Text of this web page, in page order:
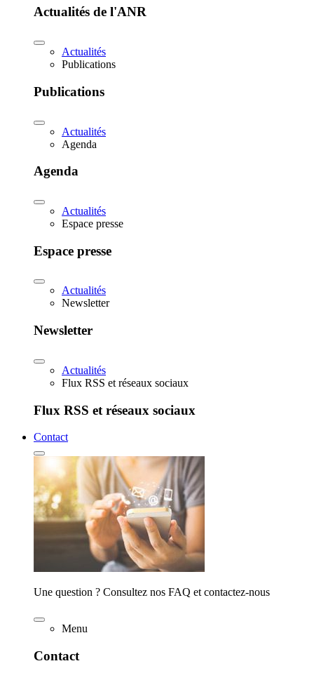
Actualités de l'ANR
Actualités
Publications
Publications
Actualités
Agenda
Agenda
Actualités
Espace presse
Espace presse
Actualités
Newsletter
Newsletter
Actualités
Flux RSS et réseaux sociaux
Flux RSS et réseaux sociaux
Contact
Une question ? Consultez nos FAQ et contactez-nous
Menu
Contact